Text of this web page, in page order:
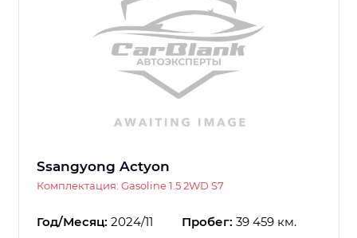
Ssangyong Actyon
Комплектация: Gasoline 1.5 2WD S7
Год/Месяц: 2024/11 Пробег: 39 459 км.